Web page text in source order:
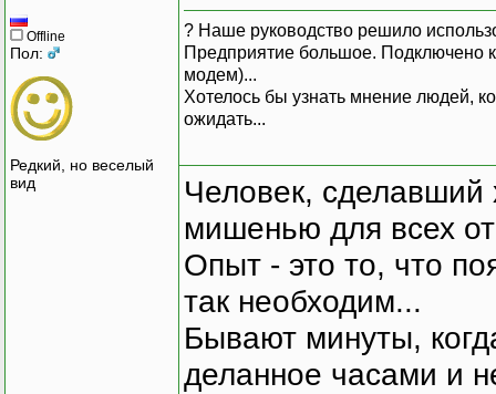
Offline
Пол:
Редкий, но веселый
вид
? Наше руководство решило
Предприятие большое. Подключено
модем)...
Хотелось бы узнать мнение людей,
ожидать...
Человек, сделавший
мишенью для всех
Опыт - это то, что
так необходим...
Бывают минуты,
деланное часами и